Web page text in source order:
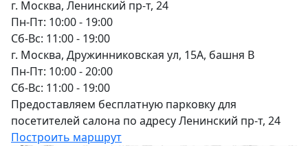
г. Москва, Ленинский пр-т, 24
Пн-Пт: 10:00 - 19:00
Сб-Вс: 11:00 - 19:00
г. Москва, Дружинниковская ул, 15А, башня В
Пн-Пт: 10:00 - 20:00
Сб-Вс: 11:00 - 19:00
Предоставляем бесплатную парковку для
посетителей салона по адресу Ленинский пр-т, 24
Построить маршрут